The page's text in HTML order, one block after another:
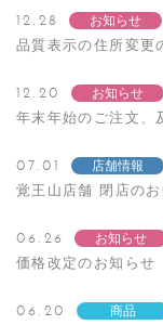
12.28 お知らせ
品質表示の住所変更
12.20 お知らせ
年末年始のご注文、
07.01 店舗情報
覚王山店舗 閉店の
06.26 お知らせ
価格改定のお知らせ
06.20 商品